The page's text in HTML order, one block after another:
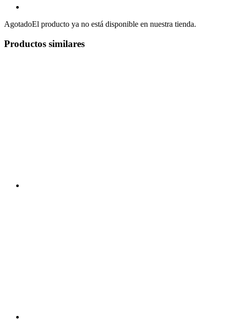
AgotadoEl producto ya no está disponible en nuestra tienda.
Productos similares